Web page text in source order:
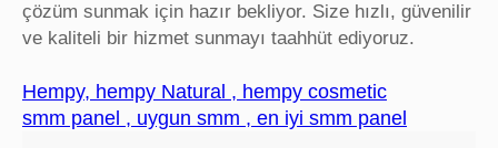
çözüm sunmak için hazır bekliyor. Size hızlı, güvenilir
ve kaliteli bir hizmet sunmayı taahhüt ediyoruz.
Hempy, hempy Natural , hempy cosmetic
smm panel , uygun smm , en iyi smm panel